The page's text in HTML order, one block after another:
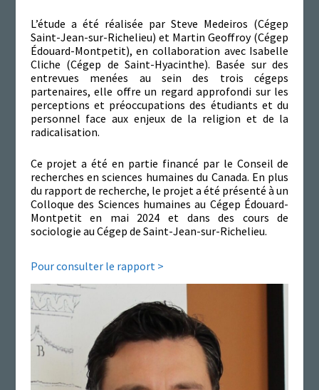
L’étude a été réalisée par Steve Medeiros (Cégep
Saint-Jean-sur-Richelieu) et Martin Geoffroy (Cégep
Édouard-Montpetit), en collaboration avec Isabelle
Cliche (Cégep de Saint-Hyacinthe). Basée sur des
entrevues menées au sein des trois cégeps
partenaires, elle offre un regard approfondi sur les
perceptions et préoccupations des étudiants et du
personnel face aux enjeux de la religion et de la
radicalisation.
Ce projet a été en partie financé par le Conseil de
recherches en sciences humaines du Canada. En plus
du rapport de recherche, le projet a été présenté à un
Colloque des Sciences humaines au Cégep Édouard-
Montpetit en mai 2024 et dans des cours de
sociologie au Cégep de Saint-Jean-sur-Richelieu.
Pour consulter le rapport >